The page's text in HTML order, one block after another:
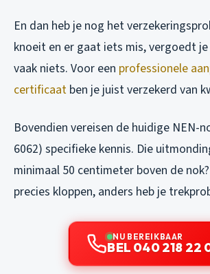
En dan heb je nog het
knoeit en er gaat iets mis, vergoedt
vaak niets. Voor een professionele
certificaat ben je juist verzekerd van
Bovendien vereisen de huidige NEN-
6062) specifieke kennis. Die
minimaal 50 centimeter boven de
precies kloppen, anders heb je
NU BEREIKBAAR
BEL 040 218 22